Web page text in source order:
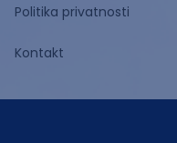
Politika privatnosti
Kontakt